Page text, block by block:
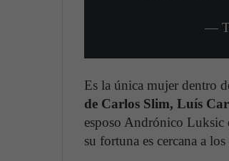
—
Es la única mujer dentro
de Carlos Slim, Luís
esposo Andrónico Luksic
su fortuna es cercana a